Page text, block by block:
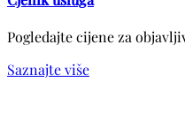
Pogledajte cijene za
Saznajte više